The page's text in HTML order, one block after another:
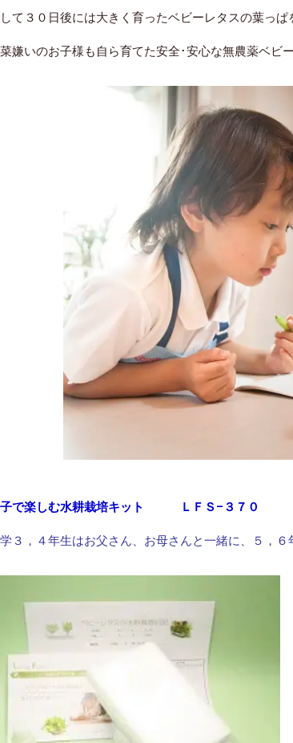
て３０日後には大きく育ったベビーレタスの葉っぱ
嫌いのお子様も自ら育てた安全･安心な無農薬ベビ
で楽しむ水耕栽培キット ＬＦＳ−３７０
３，４年生はお父さん、お母さんと一緒に、５，